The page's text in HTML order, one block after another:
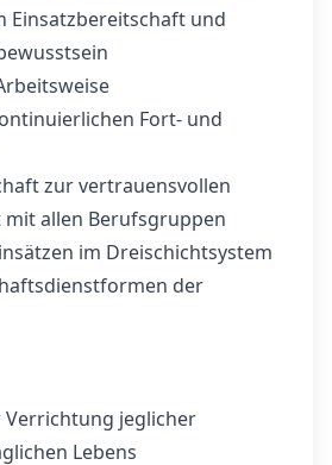
Einsatzbereitschaft und
Fort- und
zur vertrauensvollen
allen Berufsgruppen
im Dreischichtsystem
der
jeglicher
Lebens